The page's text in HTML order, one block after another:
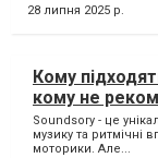
28 липня 2025 р.
Кому
кому не
Soundsory - це
музику та ритмічні
моторики. Але...